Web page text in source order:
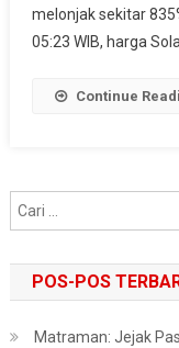
melonjak sekitar
05:23 WIB, harga
Continue
POS-POS
Matraman: Jejak